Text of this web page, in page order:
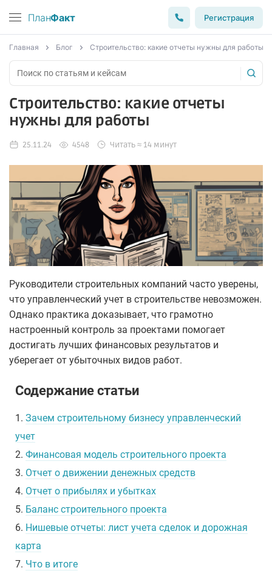
ПланФакт Регистрация
Главная Блог Строительство: какие отчеты нужны для работы
Строительство: какие отчеты
нужны для работы
25.11.24 4548 Читать ≈ 14 минут
Руководители строительных компаний часто уверены,
что управленческий учет в строительстве невозможен.
Однако практика доказывает, что грамотно
настроенный контроль за проектами помогает
достигать лучших финансовых результатов и
уберегает от убыточных видов работ.
Содержание статьи
1. Зачем строительному бизнесу управленческий
учет
2. Финансовая модель строительного проекта
3. Отчет о движении денежных средств
4. Отчет о прибылях и убытках
5. Баланс строительного проекта
6. Нишевые отчеты: лист учета сделок и дорожная
карта
7. Что в итоге